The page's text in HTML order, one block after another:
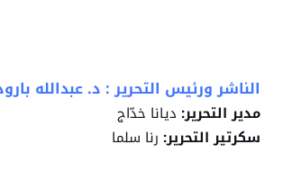
الناشر ورئيس التحرير : د. عبدالله
مدير التحرير: ديانا خدّاج
سكرتير التحرير: رنا سلما